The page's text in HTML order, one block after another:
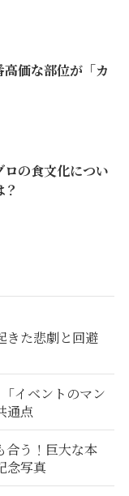
価な部位が「カ
の食文化につい
きた悲劇と回避
イベントのマン
通点
合う！巨大な本
念写真